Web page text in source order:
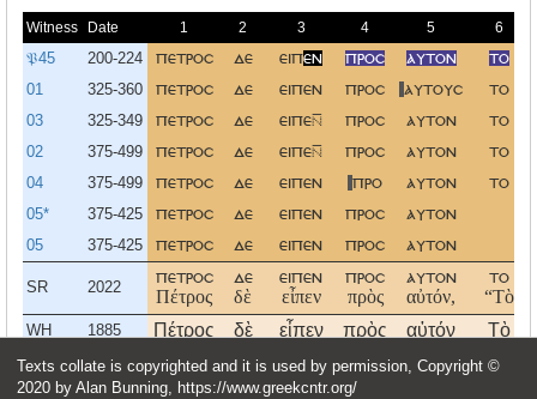
Witness Date 1 2 3 4 5 6
𝔓45 200-224 πετροσ δε ειπεν προσ αυτον το
01 325-360 πετροσ δε ειπεν προσ αυτουσ το
03 325-349 πετροσ δε ειπε προσ αυτον το
02 375-499 πετροσ δε ειπε προσ αυτον το
04 375-499 πετροσ δε ειπεν προ αυτον το
05* 375-425 πετροσ δε ειπεν προσ αυτον
05 375-425 πετροσ δε ειπεν προσ αυτον
SR 2022
πετροσ
Πέτρος
δε
δὲ
ειπεν
εἶπεν
προσ
πρὸς
αυτον
αὐτόν,
το
“Τὸ
WH 1885 Πέτρος δὲ εἶπεν πρὸς αὐτόν Τὸ
NA 2012 πετρος δε ειπεν προς αυτον το
SBL 2010 Πέτρος δὲ εἶπεν πρὸς
Texts collate is copyrighted and it is used by permission, Copyright ©
2020 by Alan Bunning, https://www.greekcntr.org/